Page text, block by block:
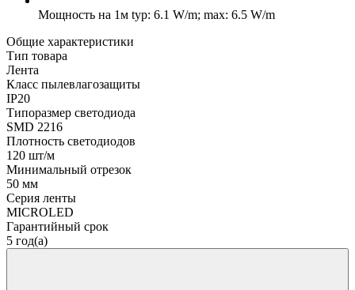
Мощность на 1м typ: 6.1 W/m; max: 6.5 W/m
Общие характеристики
Тип товара
Лента
Класс пылевлагозащиты
IP20
Типоразмер светодиода
SMD 2216
Плотность светодиодов
120 шт/м
Минимальный отрезок
50 мм
Серия ленты
MICROLED
Гарантийный срок
5 год(а)